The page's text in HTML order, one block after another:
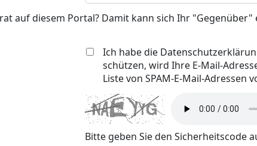
auf diesem Portal? Damit kann sich Ihr "Gegenüber"
Ich habe die
schützen, wird Ihre E-Mail-
Liste von SPAM-E-Mail-Adressen
Bitte geben Sie den Sicherheitscode